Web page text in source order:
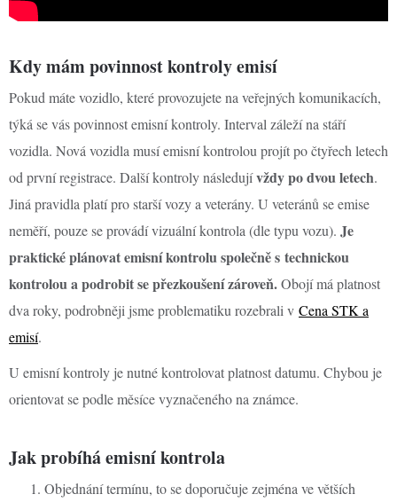
Kdy mám povinnost kontroly emisí
Pokud máte vozidlo, které provozujete na veřejných komunikacích,
týká se vás povinnost emisní kontroly. Interval záleží na stáří
vozidla. Nová vozidla musí emisní kontrolou projít po čtyřech letech
od první registrace. Další kontroly následujívždy po dvou letech.
Jiná pravidla platí pro starší vozy a veterány. U veteránů se emise
neměří, pouze se provádí vizuální kontrola (dle typu vozu). Je
praktické plánovat emisní kontrolu společně s technickou
kontrolou a podrobit se přezkoušení zároveň.Obojí má platnost
dva roky, podrobněji jsme problematiku rozebrali v Cena STK a
emisí.
U emisní kontroly je nutné kontrolovat platnost datumu. Chybou je
orientovat se podle měsíce vyznačeného na známce.
Jak probíhá emisní kontrola
Objednání termínu, to se doporučuje zejména ve větších